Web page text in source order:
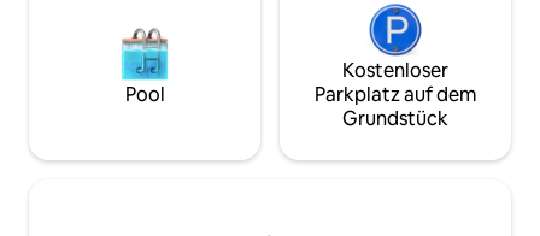
Pool
Kostenloser
Parkplatz auf dem
Grundstück